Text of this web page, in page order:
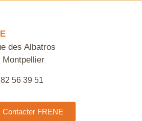
des Albatros
Montpellier
56 39 51
Contacter FRENE